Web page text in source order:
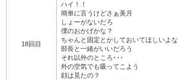
18回目
ハイ！！
簡単に言うけどさぁ美月
しょーがないだろ
僕のおかげかな？
ちゃんと固定とかしておいてほしいよな
部長と一緒がいいだろう
それ以外のところ･･･
外の空気でも吸ってこよう
顔は見たの？